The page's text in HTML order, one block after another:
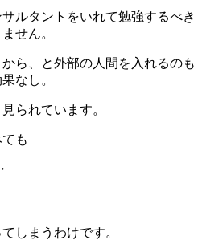
ルタントをいれて勉強するべき
せん。
ら、と外部の人間を入れるのも
なし。
られています。
も
しまうわけです。